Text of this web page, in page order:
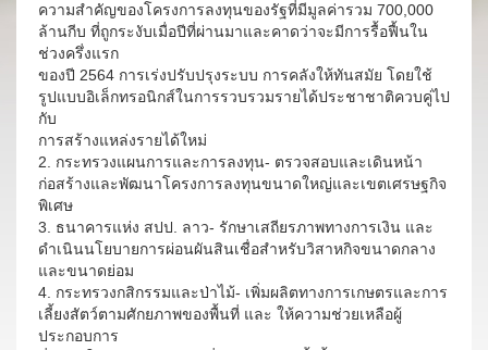
ความสำคัญของโครงการลงทุนของรัฐที่มีมูลค่ารวม 700,000
ล้านกีบ ที่ถูกระงับเมื่อปีที่ผ่านมาและคาดว่าจะมีการรื้อฟื้นใน
ช่วงครึ่งแรก
ของปี 2564 การเร่งปรับปรุงระบบ การคลังให้ทันสมัย โดยใช้
รูปแบบอิเล็กทรอนิกส์ในการรวบรวมรายได้ประชาชาติควบคู่ไป
กับ
การสร้างแหล่งรายได้ใหม่
2. กระทรวงแผนการและการลงทุน- ตรวจสอบและเดินหน้า
ก่อสร้างและพัฒนาโครงการลงทุนขนาดใหญ่และเขตเศรษฐกิจ
พิเศษ
3. ธนาคารแห่ง สปป. ลาว- รักษาเสถียรภาพทางการเงิน และ
ดำเนินนโยบายการผ่อนผันสินเชื่อสำหรับวิสาหกิจขนาดกลาง
และขนาดย่อม
4. กระทรวงกสิกรรมและป่าไม้- เพิ่มผลิตทางการเกษตรและการ
เลี้ยงสัตว์ตามศักยภาพของพื้นที่ และ ให้ความช่วยเหลือผู้
ประกอบการ